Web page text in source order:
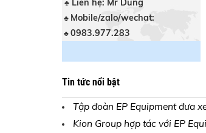
♣ Liên hệ: Mr Dũng
♣ Mobile/zalo/wechat:
♣ 0983.977.283
Tin tức nổi bật
Tập đoàn EP Equipment đưa
Kion Group hợp tác với EP